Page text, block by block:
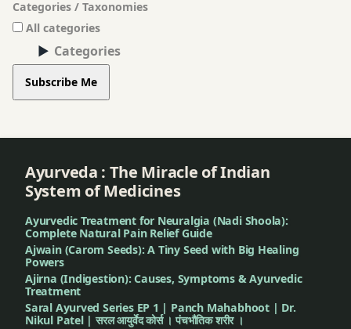
Categories / Taxonomies
All categories
Categories
Subscribe Me
Ayurveda : The Miracle of Indian
System of Medicines
Ayurvedic Treatment for Neuralgia (Nadi Shoola):
Complete Natural Pain Relief Guide
Ajwain (Carom Seeds): A Tiny Seed with Big Healing
Powers
Ajirna (Indigestion): Causes, Symptoms & Ayurvedic
Treatment
Saral Ayurved Series EP 1 | Panch Mahabhoot | Dr.
Nikul Patel | सरल आयुर्वेद कोर्स । पंचभौतिक शरीर ।